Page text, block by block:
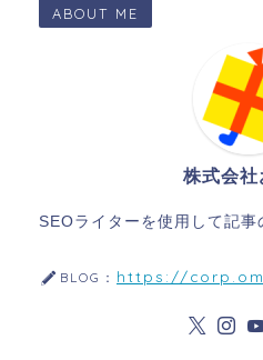
ABOUT ME
株式会社
SEOライターを使用して記事
BLOG： https://